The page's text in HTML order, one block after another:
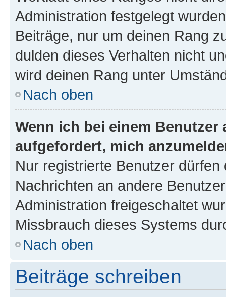
Administration festgelegt
Beiträge, nur um deinen Rang
dulden dieses Verhalten nicht
wird deinen Rang unter
Nach oben
Wenn ich bei einem
aufgefordert, mich
Nur registrierte Benutzer
Nachrichten an andere
Administration freigeschaltet
Missbrauch dieses Systems
Nach oben
Beiträge schreiben